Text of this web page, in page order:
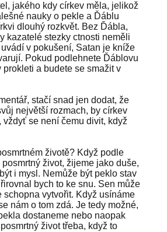
jakého kdy církev měla, jelikož
nauky o pekle a Ďáblu
dlouhý rozkvět. Bez Ďábla,
kazatelé stezky ctnosti neměli
v pokušení, Satan je kníže
Pokud podlehnete Ďáblovu
a budete se smažit v
stačí snad jen dodat, že
největší rozmach, by církev
se není čemu divit, když
životě? Když podle
život, žijeme jako duše,
i mysl. Nemůže být peklo stav
bych to ke snu. Sen může
schopna vytvořit. Když usínáme
nám o tom zdá. Je tedy možné,
dostaneme nebo naopak
život třeba, když to